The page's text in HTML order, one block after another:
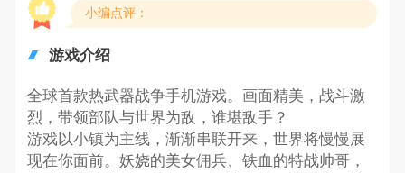
小编点评：
游戏介绍
全球首款热武器战争手机游戏。画面精美，战斗激
烈，带领部队与世界为敌，谁堪敌手？
游戏以小镇为主线，渐渐串联开来，世界将慢慢展
现在你面前。妖娆的美女佣兵、铁血的特战帅哥，